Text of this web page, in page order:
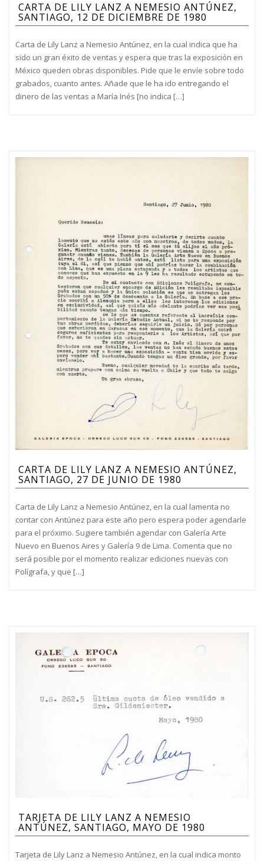
CARTA DE LILY LANZ A NEMESIO ANTÚNEZ,
SANTIAGO, 12 DE DICIEMBRE DE 1980
Carta de Lily Lanz a Nemesio Antúnez, en la cual indica que ha
sido un gran éxito de ventas y espera que tras la exposición en
México queden obras disponibles. Pide que le envíe sobre todo
grabados, cuanto antes. Añade que le ha ido entregando el
dinero de las ventas a María Inés [no indica […]
CARTA DE LILY LANZ A NEMESIO ANTÚNEZ,
SANTIAGO, 27 DE JUNIO DE 1980
Carta de Lily Lanz a Nemesio Antúnez, en la cual lamenta no
contar con Antúnez para este año pero espera poder agendarle
para el próximo. Sugiere también agendar con Galería Arte
Nuevo en Buenos Aires y Galería 9 de Lima. Comenta que no
será posible por el momento realizar ediciones nuevas con
Polígrafa, y que […]
TARJETA DE LILY LANZ A NEMESIO
ANTÚNEZ, SANTIAGO, MAYO DE 1980
Tarjeta de Lily Lanz a Nemesio Antúnez, en la cual indica monto